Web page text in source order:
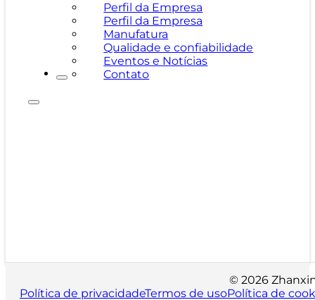
Perfil da Empresa
Perfil da Empresa
Manufatura
Qualidade e confiabilidade
Eventos e Notícias
Contato
© 2026
Política de privacidadeTermos de usoPolítica de